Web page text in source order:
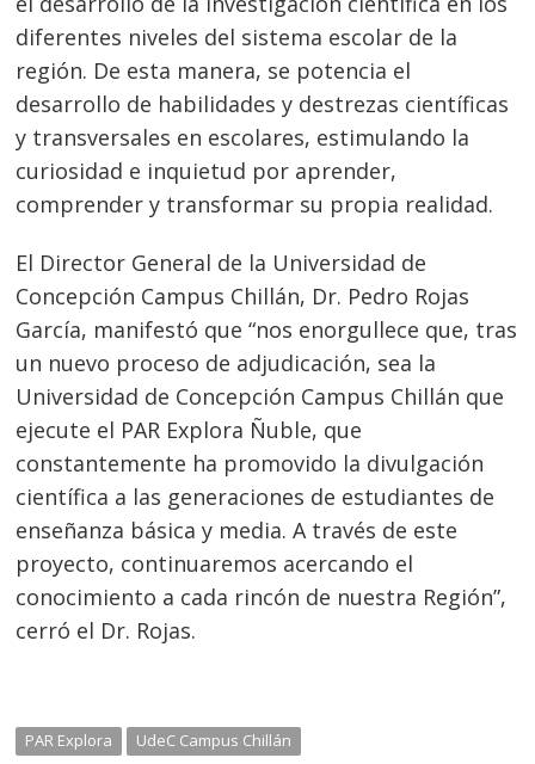
diferentes niveles del sistema escolar de la
región. De esta manera, se potencia el
desarrollo de habilidades y destrezas científicas
y transversales en escolares, estimulando la
curiosidad e inquietud por aprender,
comprender y transformar su propia realidad.
El Director General de la Universidad de
Concepción Campus Chillán, Dr. Pedro Rojas
García, manifestó que “nos enorgullece que, tras
un nuevo proceso de adjudicación, sea la
Universidad de Concepción Campus Chillán que
ejecute el PAR Explora Ñuble, que
constantemente ha promovido la divulgación
científica a las generaciones de estudiantes de
enseñanza básica y media. A través de este
proyecto, continuaremos acercando el
conocimiento a cada rincón de nuestra Región”,
cerró el Dr. Rojas.
PAR Explora UdeC Campus Chillán